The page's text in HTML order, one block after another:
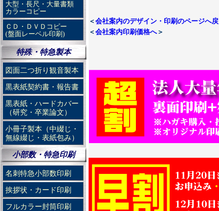
大型・長尺・大量書類
カラーコピー
ＣＤ・ＤＶＤコピー
(盤面レーベル印刷)
特殊・特急製本
図面二つ折り観音製本
黒表紙契約書・報告書
黒表紙・ハードカバー
（研究・卒業論文）
小冊子製本（中綴じ・
無線綴じ・表紙包み）
小部数・特急印刷
名刺特急小部数印刷
挨拶状・カード印刷
フルカラー封筒印刷
＜ 会社案内のデザイン・印刷のページへ
＜ 会社案内印刷価格へ＞